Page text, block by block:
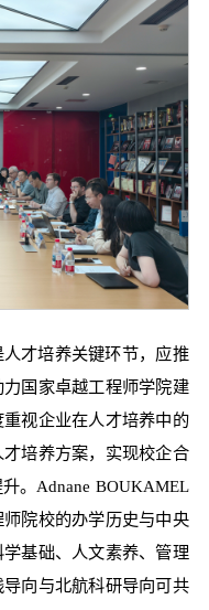
才培养关键环节，应推
国家卓越工程师学院建
视企业在人才培养中的
培养方案，实现校企合
。Adnane BOUKAMEL
院校的办学历史与中央
基础、人文素养、管理
向与北航科研导向可共